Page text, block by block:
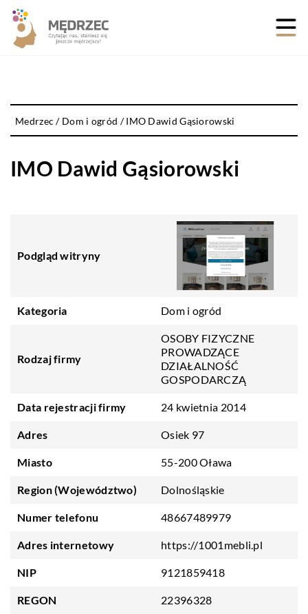
Medrzec / Dom i ogród /IMO Dawid Gąsiorowski
IMO Dawid Gąsiorowski
Podgląd witryny
Kategoria Dom i ogród
Rodzaj firmy
OSOBY FIZYCZNE
PROWADZĄCE
DZIAŁALNOŚĆ
GOSPODARCZĄ
Data rejestracji firmy 24 kwietnia 2014
Adres Osiek 97
Miasto 55-200 Oława
Region (Województwo) Dolnośląskie
Numer telefonu 48667489979
Adres internetowy https://1001mebli.pl
NIP 9121859418
REGON 22396328